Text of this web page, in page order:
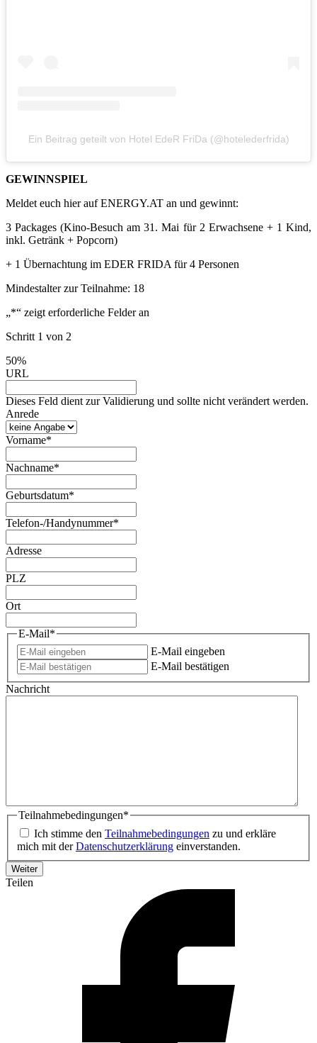
Ein Beitrag geteilt von Hotel EdeR FriDa (@hotelederfrida)
GEWINNSPIEL
Meldet euch hier auf ENERGY.AT an und gewinnt:
3 Packages (Kino-Besuch am 31. Mai für 2 Erwachsene + 1 Kind,
inkl. Getränk + Popcorn)
+ 1 Übernachtung im EDER FRIDA für 4 Personen
Mindestalter zur Teilnahme: 18
„*“ zeigt erforderliche Felder an
Schritt 1 von 2
50%
URL
Dieses Feld dient zur Validierung und sollte nicht verändert werden.
Anrede
Vorname*
Nachname*
Geburtsdatum*
Telefon-/Handynummer*
Adresse
PLZ
Ort
E-Mail*
E-Mail eingeben
E-Mail bestätigen
Nachricht
Teilnahmebedingungen*
Ich stimme den Teilnahmebedingungen zu und erkläre
mich mit derDatenschutzerklärung einverstanden.
Teilen